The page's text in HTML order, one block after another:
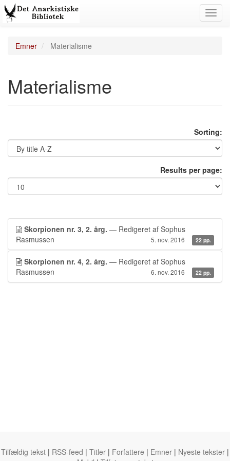
Emner Materialisme
Materialisme
Sorting:
Results per page:
Skorpionen nr. 3, 2. årg. — Redigeret af Sophus
Rasmussen
5. nov. 2016 22 pp.
Skorpionen nr. 4, 2. årg. — Redigeret af Sophus
Rasmussen
6. nov. 2016 22 pp.
Tilfældig tekst | RSS-feed | Titler | Forfattere | Emner | Nyeste tekster |